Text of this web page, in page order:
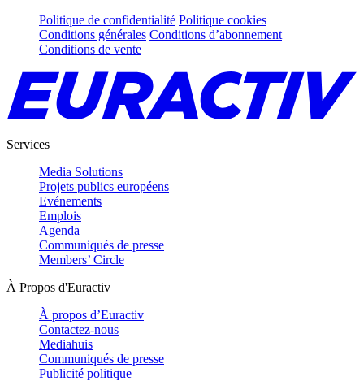
Politique de confidentialité Politique cookies
Conditions générales Conditions d’abonnement
Conditions de vente
Services
Media Solutions
Projets publics européens
Evénements
Emplois
Agenda
Communiqués de presse
Members’ Circle
À Propos d'Euractiv
À propos d’Euractiv
Contactez-nous
Mediahuis
Communiqués de presse
Publicité politique